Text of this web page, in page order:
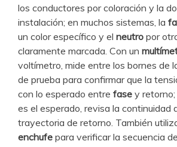
los conductores por coloración y la
instalación; en muchos sistemas, la
un color específico y el neutro por
claramente marcada. Con un
voltímetro, mide entre los bornes de
de prueba para confirmar que la
con lo esperado entre fase y
es el esperado, revisa la continuidad
trayectoria de retorno. También
enchufe para verificar la secuencia